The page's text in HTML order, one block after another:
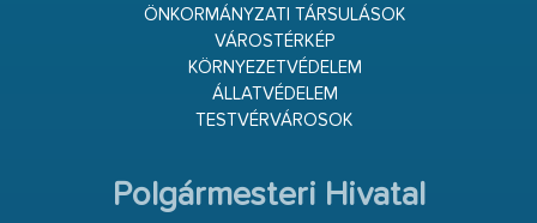
ÖNKORMÁNYZATI TÁRSULÁSOK
VÁROSTÉRKÉP
KÖRNYEZETVÉDELEM
ÁLLATVÉDELEM
TESTVÉRVÁROSOK
Polgármesteri Hivatal